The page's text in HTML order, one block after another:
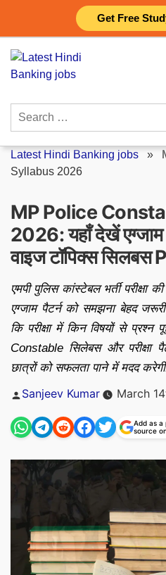
Get Free
content
Search
Latest Hindi Banking jobs »
Syllabus 2026
MP Police
2026: यहाँ देखें
वाइज टॉपिक्स सिलबस
एमपी पुलिस कांस्टेबल भर्ती परीक्षा
एग्जाम पैटर्न को समझना बेहद
कि परीक्षा में किन विषयों से
Constable सिलेबस और परीक्षा
छात्रों को सफलता पाने में मदद
Posted
Sanjeev Kumar March
Add as a
source